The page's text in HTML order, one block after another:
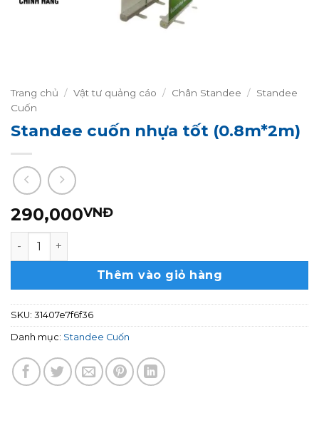
Trang chủ / Vật tư quảng cáo / Chân Standee / Standee
Cuốn
Standee cuốn nhựa tốt (0.8m*2m)
290,000VNĐ
Standee cuốn nhựa tốt (0.8m*2m) số lượng
Thêm vào giỏ hàng
SKU: 31407e7f6f36
Danh mục: Standee Cuốn